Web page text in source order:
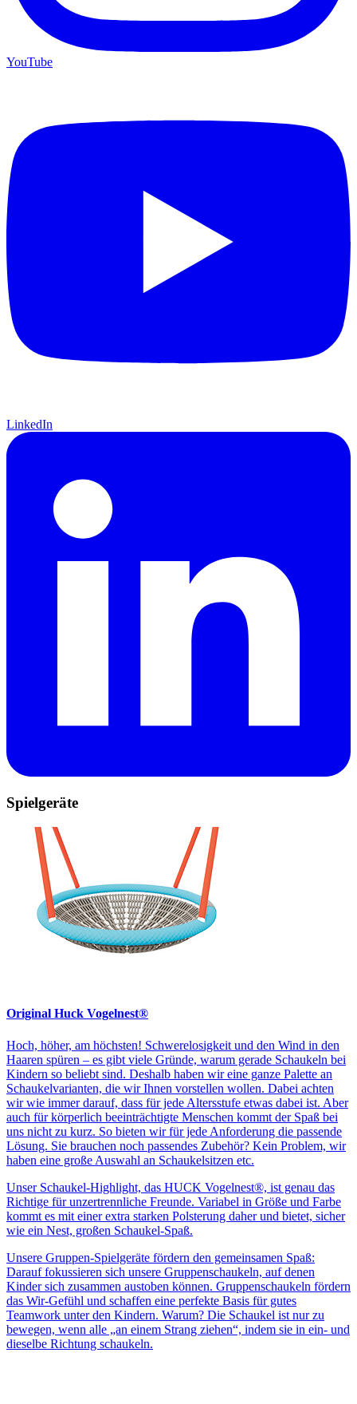
YouTube
LinkedIn
Spielgeräte
Original Huck Vogelnest®
Hoch, höher, am höchsten! Schwerelosigkeit und den Wind in den
Haaren spüren – es gibt viele Gründe, warum gerade Schaukeln bei
Kindern so beliebt sind. Deshalb haben wir eine ganze Palette an
Schaukelvarianten, die wir Ihnen vorstellen wollen. Dabei achten
wir wie immer darauf, dass für jede Altersstufe etwas dabei ist. Aber
auch für körperlich beeinträchtigte Menschen kommt der Spaß bei
uns nicht zu kurz. So bieten wir für jede Anforderung die passende
Lösung. Sie brauchen noch passendes Zubehör? Kein Problem, wir
haben eine große Auswahl an Schaukelsitzen etc.
Unser Schaukel-Highlight, das HUCK Vogelnest®, ist genau das
Richtige für unzertrennliche Freunde. Variabel in Größe und Farbe
kommt es mit einer extra starken Polsterung daher und bietet, sicher
wie ein Nest, großen Schaukel-Spaß.
Unsere Gruppen-Spielgeräte fördern den gemeinsamen Spaß:
Darauf fokussieren sich unsere Gruppenschaukeln, auf denen
Kinder sich zusammen austoben können. Gruppenschaukeln fördern
das Wir-Gefühl und schaffen eine perfekte Basis für gutes
Teamwork unter den Kindern. Warum? Die Schaukel ist nur zu
bewegen, wenn alle „an einem Strang ziehen“, indem sie in ein- und
dieselbe Richtung schaukeln.